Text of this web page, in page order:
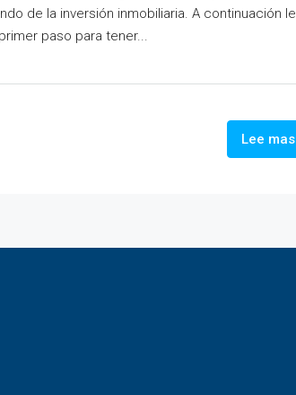
de la inversión inmobiliaria. A continuación le
paso para tener...
Lee mas